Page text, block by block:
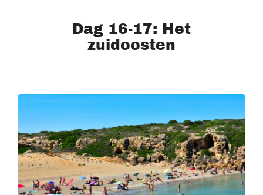
Dag 16-17: Het
zuidoosten